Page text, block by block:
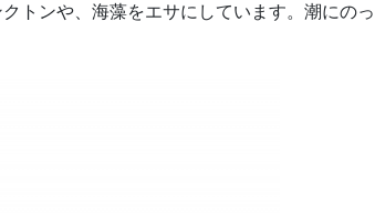
トンや、海藻をエサにしています。潮にのっ